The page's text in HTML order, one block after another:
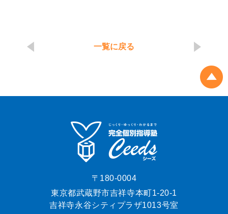
一覧に戻る
〒180-0004
東京都武蔵野市吉祥寺本町1-20-1
吉祥寺永谷シティプラザ1013号室